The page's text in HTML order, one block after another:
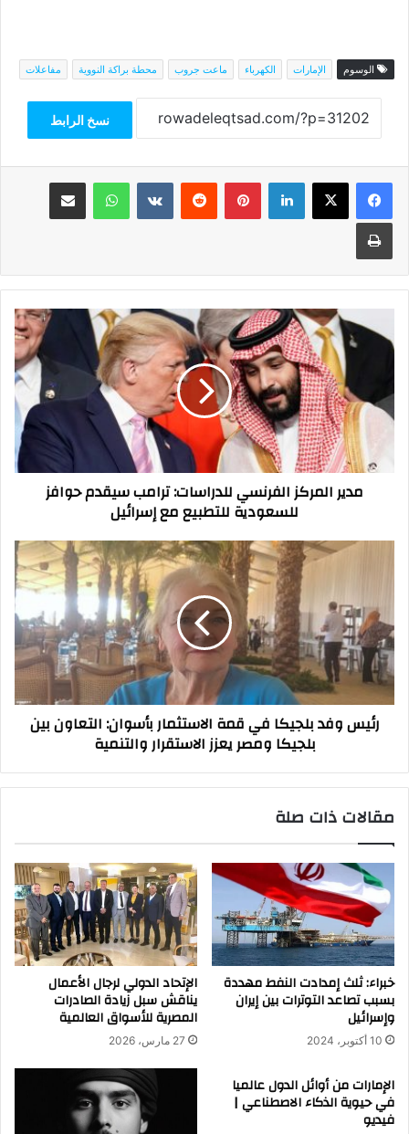
الوسوم الإمارات الكهرباء ماعت جروب محطة براكة النووية مفاعلات
نسخ الرابط
فيسبوك‫X لينكدإن بينتيريست واتساب مشاركة عبر البريد
طباعة
المركز
الفرنسي
للدراسات:
ترامب
سيقدم
للسعودية
للتطبيع
مدير المركز الفرنسي للدراسات: ترامب سيقدم حوافز
للسعودية للتطبيع مع إسرائيل
في
قمة
الاستثمار
بأسوان:
التعاون
بين
بلجيكارئيس وفد بلجيكا في قمة الاستثمار بأسوان: التعاون بين
بلجيكا ومصر يعزز الاستقرار والتنمية
مقالات ذات صلة
خبراء: ثلث إمدادت النفط مهددة
بسبب تصاعد التوترات بين إيران
وإسرائيل
10 أكتوبر، 2024
الإتحاد الدولي لرجال الأعمال
يناقش سبل زيادة الصادرات
المصرية للأسواق العالمية
27 مارس، 2026
الإمارات من أوائل الدول عالميا
في حيوية الذكاء الاصطناعي |
فيديو